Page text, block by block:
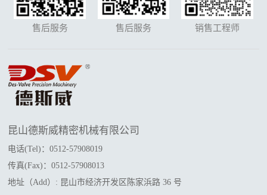
售后服务 售后服务 销售工程师
昆山德斯威精密机械有限公司
电话(Tel)：0512-57908019
传真(Fax)：0512-57908013
地址（Add）: 昆山市经济开发区陈家浜路 36 号